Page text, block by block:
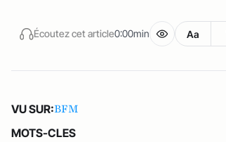
Écoutez cet article0:00min Aa
VU SUR:BFM
MOTS-CLES